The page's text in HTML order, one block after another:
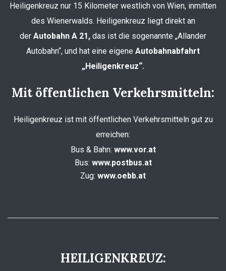
Heiligenkreuz nur 15 Kilometer westlich von Wien, inmitten
des Wienerwalds. Heiligenkreuz liegt direkt an
der Autobahn A 21, das ist die sogenannte „Allander
Autobahn“, und hat eine eigene Autobahnabfahrt
„Heiligenkreuz“.
Mit öffentlichen Verkehrsmitteln:
Heiligenkreuz ist mit öffentlichen Verkehrsmitteln gut zu
erreichen:
Bus & Bahn: www.vor.at
Bus: www.postbus.at
Zug: www.oebb.at
HEILIGENKREUZ: